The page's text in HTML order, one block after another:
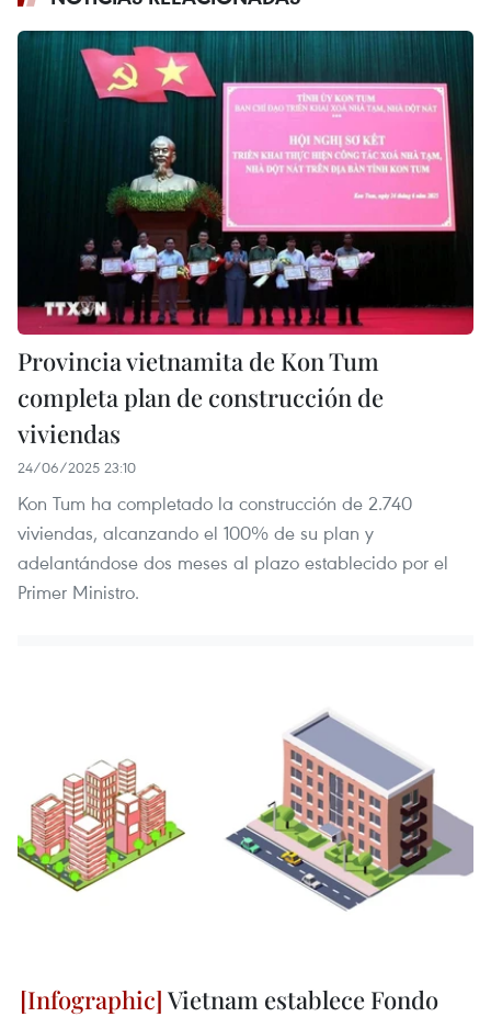
Provincia vietnamita de Kon Tum
completa plan de construcción de
viviendas
24/06/2025 23:10
Kon Tum ha completado la construcción de 2.740
viviendas, alcanzando el 100% de su plan y
adelantándose dos meses al plazo establecido por el
Primer Ministro.
Vietnam establece Fondo